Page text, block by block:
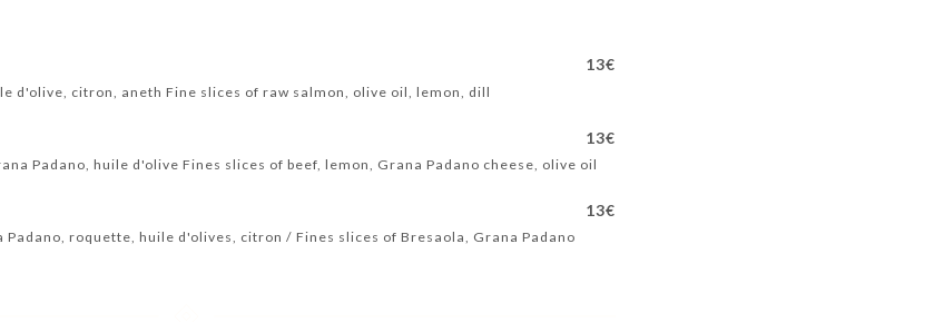
13€
d'olive, citron, aneth Fine slices of raw salmon, olive oil, lemon, dill
13€
Padano, huile d'olive Fines slices of beef, lemon, Grana Padano cheese, olive oil
13€
Padano, roquette, huile d'olives, citron / Fines slices of Bresaola, Grana Padano